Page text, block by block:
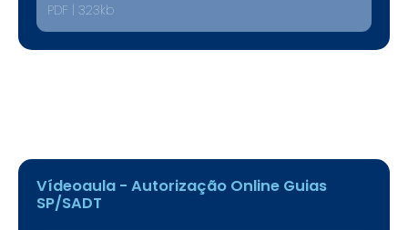
PDF | 323kb
Vídeoaula - Autorização Online Guias
SP/SADT